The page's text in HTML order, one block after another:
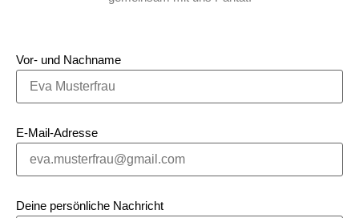
Vor- und Nachname
E-Mail-Adresse
Deine persönliche Nachricht